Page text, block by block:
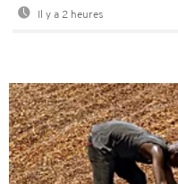
Il y a 2 heures